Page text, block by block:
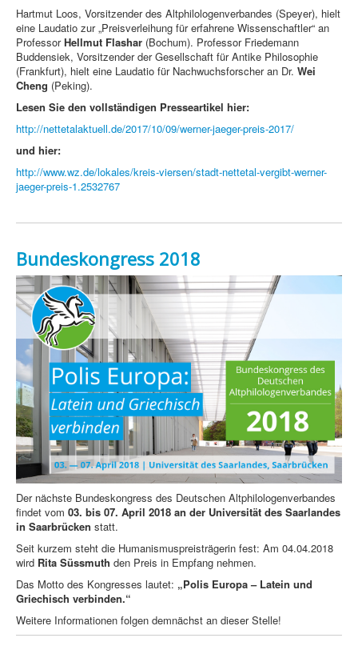
Hartmut Loos, Vorsitzender des Altphilologenverbandes (Speyer), hielt
eine Laudatio zur „Preisverleihung für erfahrene Wissenschaftler“ an
ProfessorHellmut Flashar (Bochum). Professor Friedemann
Buddensiek, Vorsitzender der Gesellschaft für Antike Philosophie
(Frankfurt), hielt eine Laudatio für Nachwuchsforscher an Dr. Wei
Cheng (Peking).
Lesen Sie den vollständigen Presseartikel hier:
http://nettetalaktuell.de/2017/10/09/werner-jaeger-preis-2017/
und hier:
http://www.wz.de/lokales/kreis-viersen/stadt-nettetal-vergibt-werner-
jaeger-preis-1.2532767
Bundeskongress 2018
Der nächste Bundeskongress des Deutschen Altphilologenverbandes
findet vom 03. bis 07. April 2018 an der Universität des Saarlandes
in Saarbrücken statt.
Seit kurzem steht die Humanismuspreisträgerin fest: Am 04.04.2018
wird Rita Süssmuth den Preis in Empfang nehmen.
Das Motto des Kongresses lautet: „Polis Europa – Latein und
Griechisch verbinden.“
Weitere Informationen folgen demnächst an dieser Stelle!